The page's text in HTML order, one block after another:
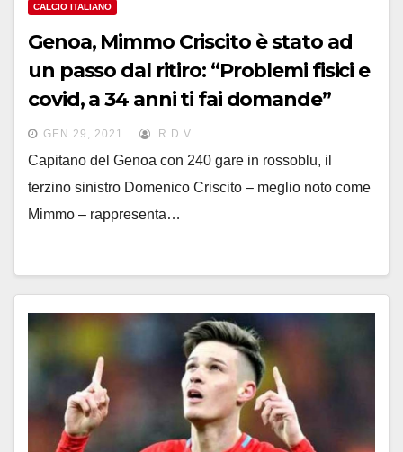
CALCIO ITALIANO
Genoa, Mimmo Criscito è stato ad
un passo dal ritiro: “Problemi fisici e
covid, a 34 anni ti fai domande”
GEN 29, 2021 R.D.V.
Capitano del Genoa con 240 gare in rossoblu, il
terzino sinistro Domenico Criscito – meglio noto come
Mimmo – rappresenta…